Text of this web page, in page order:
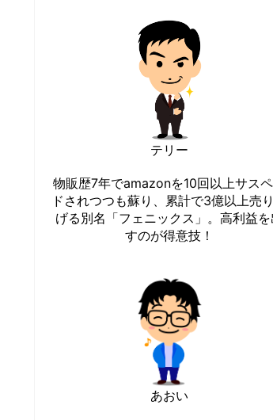
テリー
物販歴7年でamazonを10回以上サス
ドされつつも蘇り、累計で3億以上売
げる別名「フェニックス」。高利益を
すのが得意技！
あおい